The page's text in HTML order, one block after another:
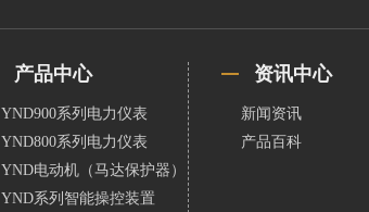
产品中心
YND900系列电力仪表
YND800系列电力仪表
YND电动机（马达保护器）
YND系列智能操控装置
资讯中心
新闻资讯
产品百科